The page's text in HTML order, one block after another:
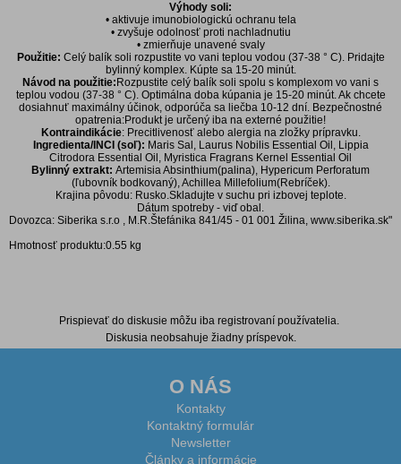
Výhody soli:
• aktivuje imunobiologickú ochranu tela
• zvyšuje odolnosť proti nachladnutiu
• zmierňuje unavené svaly
Použitie: Celý balík soli rozpustite vo vani teplou vodou (37-38 ° C). Pridajte
bylinný komplex. Kúpte sa 15-20 minút.
Návod na použitie: Rozpustite celý balík soli spolu s komplexom vo vani s
teplou vodou (37-38 ° C). Optimálna doba kúpania je 15-20 minút. Ak chcete
dosiahnuť maximálny účinok, odporúča sa liečba 10-12 dní. Bezpečnostné
opatrenia:Produkt je určený iba na externé použitie!
Kontraindikácie: Precitlivenosť alebo alergia na zložky prípravku.
Ingredienta/INCI (soľ): Maris Sal, Laurus Nobilis Essential Oil, Lippia
Citrodora Essential Oil, Myristica Fragrans Kernel Essential Oil
Bylinný extrakt: Artemisia Absinthium(palina), Hypericum Perforatum
(ľubovník bodkovaný), Achillea Millefolium(Rebríček).
Krajina pôvodu: Rusko.Skladujte v suchu pri izbovej teplote.
Dátum spotreby - viď obal.
Dovozca: Siberika s.r.o , M.R.Štefánika 841/45 - 01 001 Žilina, www.siberika.sk"
Hmotnosť produktu:0.55 kg
Prispievať do diskusie môžu iba registrovaní používatelia.
Diskusia neobsahuje žiadny príspevok.
O NÁS
Kontakty
Kontaktný formulár
Newsletter
Články a informácie